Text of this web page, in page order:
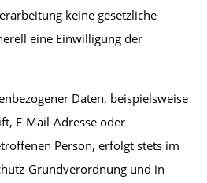
keine gesetzliche
eine Einwilligung der
Daten, beispielsweise
E-Mail-Adresse oder
Person, erfolgt stets im
Grundverordnung und in